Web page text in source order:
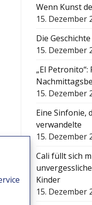
Wenn Kunst
15. Dezember
Die
15. Dezember
„El
15. Dezember
Eine Sinfonie,
verwandelte
15. Dezember
Cali füllt sich
Kinder
15. Dezember